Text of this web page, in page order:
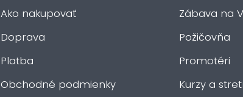
Ako nakupovať
Doprava
Platba
Obchodné podmienky
Zábava na
Požičovňa
Promotéri
Kurzy a